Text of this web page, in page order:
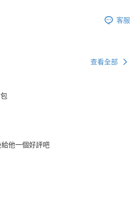
客服
查看全部
他一個好評吧